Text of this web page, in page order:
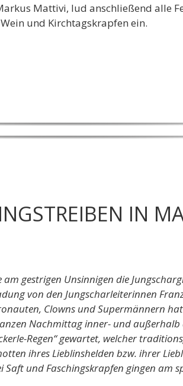
Mattivi, lud anschließend alle
und Kirchtagskrapfen ein.
IN
gestrigen Unsinnigen die
von den Jungscharleiterinnen
Clowns und Supermännern
Nachmittag inner- und
Regen“ gewartet, welcher
ihres Lieblinshelden bzw. ihrer
und Faschingskrapfen gingen am